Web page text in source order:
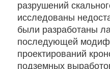
разрушений
исследованы
были разработаны
последующей
проектирований
подземных